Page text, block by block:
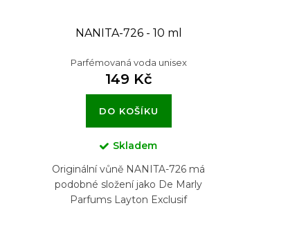
NANITA-726 - 10 ml
Parfémovaná voda unisex
149 Kč
DO KOŠÍKU
Skladem
Originální vůně NANITA-726 má
podobné složení jako De Marly
Parfums Layton Exclusif